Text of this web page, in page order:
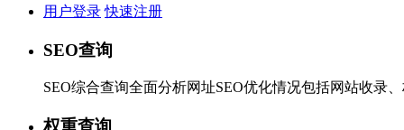
用户登录 快速注册
SEO查询
SEO综合查询全面分析网址SEO优化情况包括网站收录
权重查询